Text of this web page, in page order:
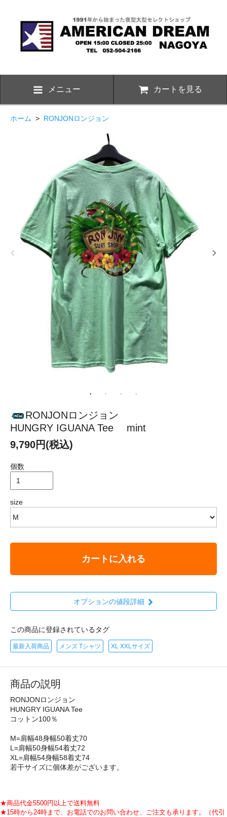
メニュー カートを見る
ホーム > RONJONロンジョン
RONJONロンジョン
HUNGRY IGUANA Tee mint
9,790円(税込)
個数
size
カートに入れる
オプションの値段詳細
この商品に登録されているタグ
最新入荷商品 メンズ Tシャツ XL XXLサイズ
商品の説明
RONJONロンジョン
HUNGRY IGUANA Tee
コットン100％
M=肩幅48身幅50着丈70
L=肩幅50身幅54着丈72
XL=肩幅54身幅58着丈74
若干サイズに個体差がございます。
★商品代金5500円以上で送料無料
★15時から24時まで、お電話でのお問い合わせ、ご注文も承ります。（代引